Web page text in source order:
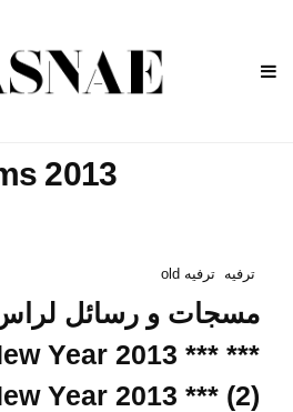
2013
ترفيه ترفيه old
New Year 2013 ***
Year 2013 *** (2)